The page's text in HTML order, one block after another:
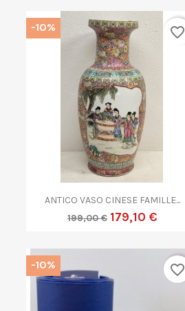
Anteprima
ANTICO VASO CINESE FAMILLE...
199,00 € 179,10 €
-10% favorite_border
-10% favorite_border